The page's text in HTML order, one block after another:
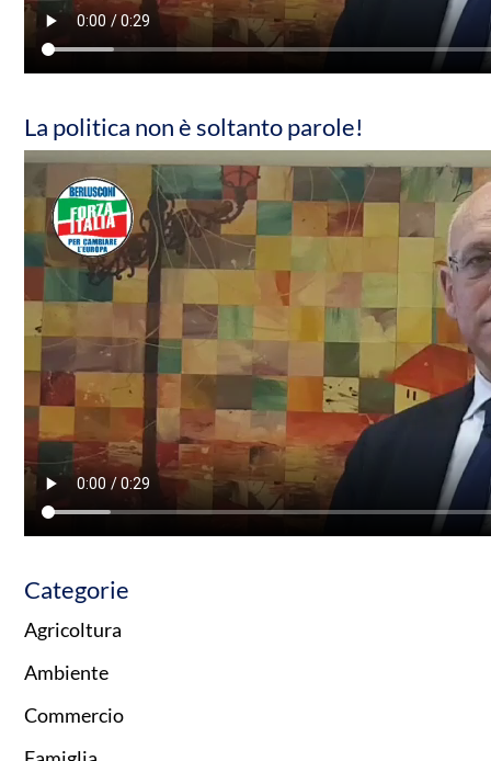
La politica non è soltanto parole!
Categorie
Agricoltura
Ambiente
Commercio